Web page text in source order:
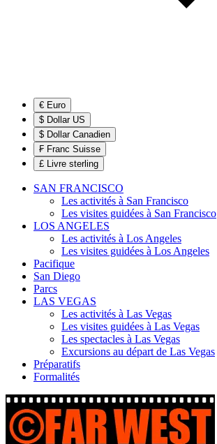
€ Euro
$ Dollar US
$ Dollar Canadien
₣ Franc Suisse
£ Livre sterling
SAN FRANCISCO
Les activités à San Francisco
Les visites guidées à San Francisco
LOS ANGELES
Les activités à Los Angeles
Les visites guidées à Los Angeles
Pacifique
San Diego
Parcs
LAS VEGAS
Les activités à Las Vegas
Les visites guidées à Las Vegas
Les spectacles à Las Vegas
Excursions au départ de Las Vegas
Préparatifs
Formalités